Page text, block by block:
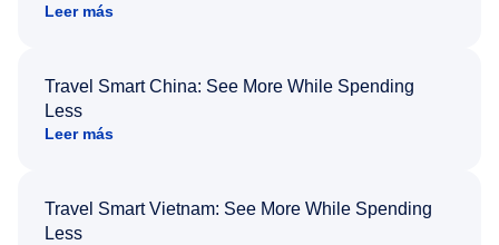
Leer más
Travel Smart China: See More While Spending
Less
Leer más
Travel Smart Vietnam: See More While Spending
Less